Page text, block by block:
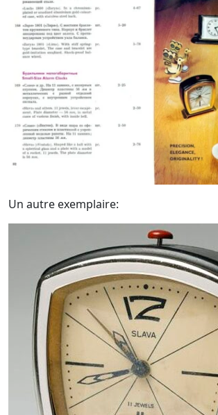
Un autre exemplaire: